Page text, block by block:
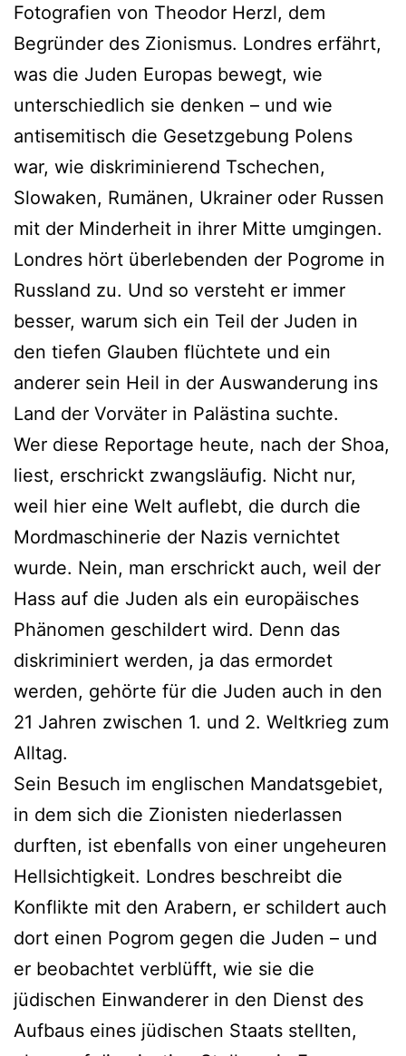
Fotografien von Theodor Herzl, dem
Begründer des Zionismus. Londres erfährt,
was die Juden Europas bewegt, wie
unterschiedlich sie denken – und wie
antisemitisch die Gesetzgebung Polens
war, wie diskriminierend Tschechen,
Slowaken, Rumänen, Ukrainer oder Russen
mit der Minderheit in ihrer Mitte umgingen.
Londres hört überlebenden der Pogrome in
Russland zu. Und so versteht er immer
besser, warum sich ein Teil der Juden in
den tiefen Glauben flüchtete und ein
anderer sein Heil in der Auswanderung ins
Land der Vorväter in Palästina suchte.
Wer diese Reportage heute, nach der Shoa,
liest, erschrickt zwangsläufig. Nicht nur,
weil hier eine Welt auflebt, die durch die
Mordmaschinerie der Nazis vernichtet
wurde. Nein, man erschrickt auch, weil der
Hass auf die Juden als ein europäisches
Phänomen geschildert wird. Denn das
diskriminiert werden, ja das ermordet
werden, gehörte für die Juden auch in den
21 Jahren zwischen 1. und 2. Weltkrieg zum
Alltag.
Sein Besuch im englischen Mandatsgebiet,
in dem sich die Zionisten niederlassen
durften, ist ebenfalls von einer ungeheuren
Hellsichtigkeit. Londres beschreibt die
Konflikte mit den Arabern, er schildert auch
dort einen Pogrom gegen die Juden – und
er beobachtet verblüfft, wie sie die
jüdischen Einwanderer in den Dienst des
Aufbaus eines jüdischen Staats stellten,